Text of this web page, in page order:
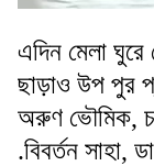
এদিন মেলা
ছাড়াও উপ পুর
অরুণ ভৌমিক,
.বিবর্তন সাহা,